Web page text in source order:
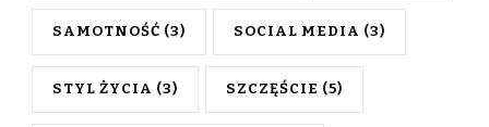
SAMOTNOŚĆ (3) SOCIAL MEDIA (3)
STYL ŻYCIA (3) SZCZĘŚCIE (5)